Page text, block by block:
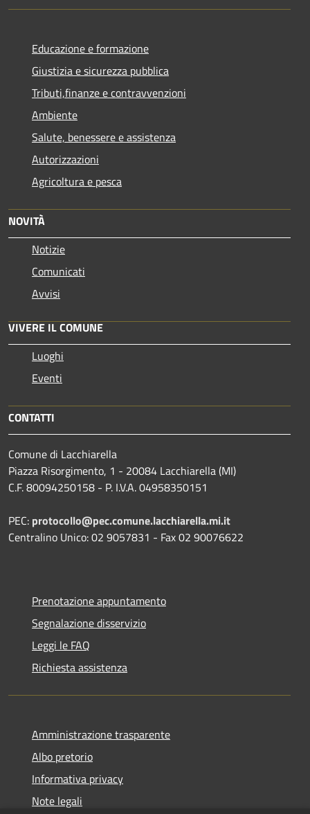
Educazione e formazione
Giustizia e sicurezza pubblica
Tributi,finanze e contravvenzioni
Ambiente
Salute, benessere e assistenza
Autorizzazioni
Agricoltura e pesca
NOVITÀ
Notizie
Comunicati
Avvisi
VIVERE IL COMUNE
Luoghi
Eventi
CONTATTI
Comune di Lacchiarella
Piazza Risorgimento, 1 - 20084 Lacchiarella (MI)
C.F. 80094250158 - P. I.V.A. 04958350151
PEC: protocollo@pec.comune.lacchiarella.mi.it
Centralino Unico: 02 9057831 - Fax 02 90076622
Prenotazione appuntamento
Segnalazione disservizio
Leggi le FAQ
Richiesta assistenza
Amministrazione trasparente
Albo pretorio
Informativa privacy
Note legali